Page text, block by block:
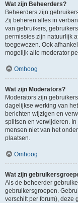
Wat zijn Beheerders?
Beheerders zijn
Zij beheren alles in
van gebruikers,
permissies zijn natuurlijk
toegewezen. Ook
mogelijk alle moderator
Omhoog
Wat zijn Moderators?
Moderators zijn
dagelijkse werking van
berichten wijzigen en
splitsen en verwijderen.
mensen niet van het
plaatsen.
Omhoog
Wat zijn
Als de beheerder
gebruikersgroepen.
verschilt per forum), deze